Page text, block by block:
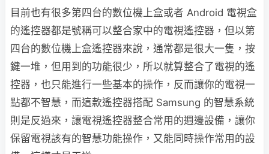
目前也有很多第四台的數位機上盒或者 Android 電視盒
的遙控器都是號稱可以整合家中的電視遙控器，但以第
四台的數位機上盒遙控器來說，通常都是很大一隻，按
鍵一堆，但用到的功能很少，所以就算整合了電視的遙
控器，也只能進行一些基本的操作，反而讓你的電視一
點都不智慧，而這款遙控器搭配 Samsung 的智慧系統
則是反過來，讓電視遙控器整合常用的週邊設備，讓你
保留電視該有的智慧功能操作，又能同時操作常用的設